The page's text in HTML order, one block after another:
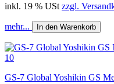
inkl. 19 % USt zzgl.
mehr... In den Warenkorb
GS-7 Global Yoshikin GS